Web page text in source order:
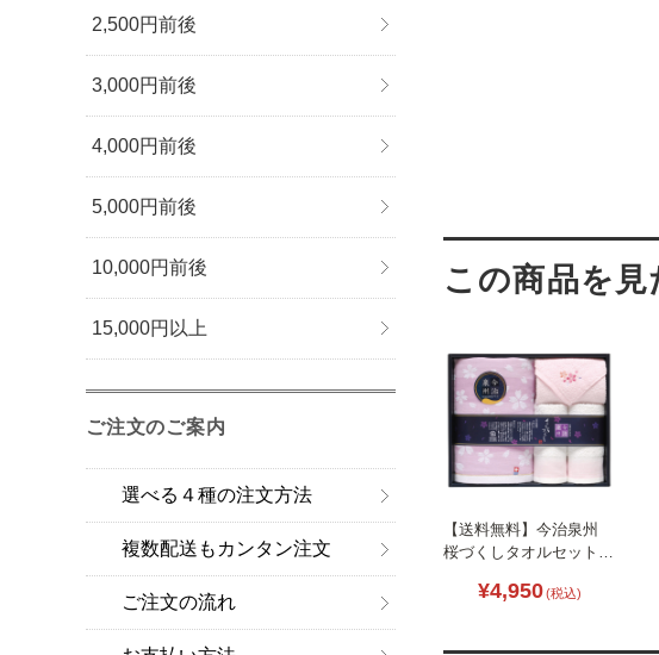
【送料無料】今治泉州
桜づくしタオルセット
¥4,950 (税込)
2,500円前後
3,000円前後
4,000円前後
5,000円前後
10,000円前後
15,000円以上
ご注文のご案内
選べる４種の注文方法
複数配送もカンタン注文
ご注文の流れ